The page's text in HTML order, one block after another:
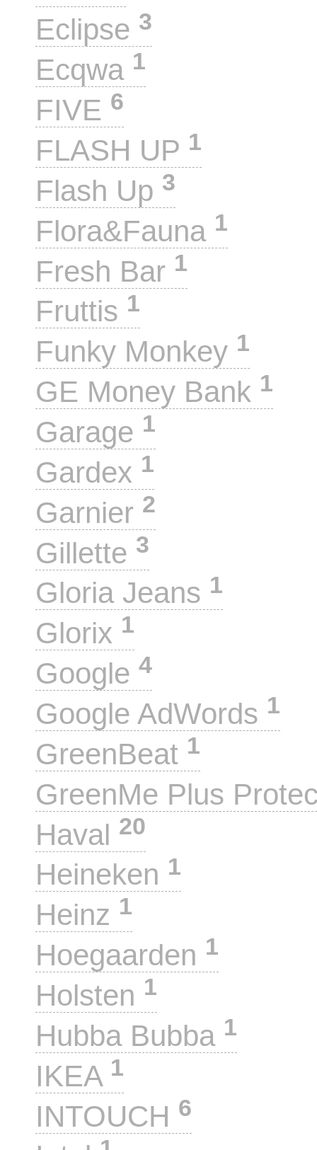
Eclipse 3
Ecqwa 1
FIVE 6
FLASH UP 1
Flash Up 3
Flora&Fauna 1
Fresh Bar 1
Fruttis 1
Funky Monkey 1
GE Money Bank 1
Garage 1
Gardex 1
Garnier 2
Gillette 3
Gloria Jeans 1
Glorix 1
Google 4
Google AdWords 1
GreenBeat 1
GreenMe Plus
Haval 20
Heineken 1
Heinz 1
Hoegaarden 1
Holsten 1
Hubba Bubba 1
IKEA 1
INTOUCH 6